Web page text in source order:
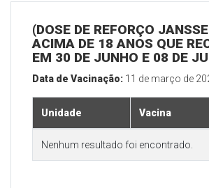
(DOSE DE REFORÇO
ACIMA DE 18 ANOS QUE
EM 30 DE JUNHO E 08 DE
Data de Vacinação: 11 de março de
Unidade Vacina
Nenhum resultado foi encontrado.